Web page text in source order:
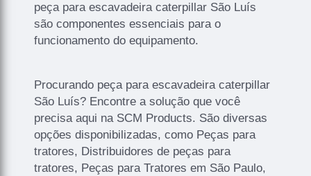
peça para escavadeira caterpillar São Luís
são componentes essenciais para o
funcionamento do equipamento.
Procurando peça para escavadeira caterpillar
São Luís? Encontre a solução que você
precisa aqui na SCM Products. São diversas
opções disponibilizadas, como Peças para
tratores, Distribuidores de peças para
tratores, Peças para Tratores em São Paulo,